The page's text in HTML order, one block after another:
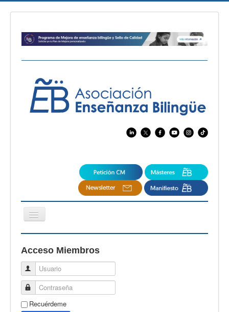
Cambiar
navegación
CertAcleB
Profesores Visitantes
Calidad
Artículos
Acceso Miembros
Usuario
Contraseña
Recuérdeme